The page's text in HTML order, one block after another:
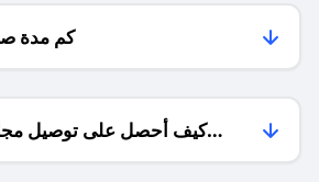
كم مدة
كيف أحصل على توصيل